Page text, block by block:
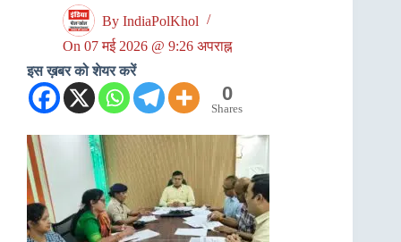
By IndiaPolKhol
On 07 मई 2026 @ 9:26 अपराह्न
इस ख़बर को शेयर करें
0
Shares